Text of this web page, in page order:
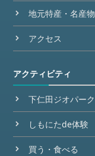
地元特産・名産物
アクセス
アクティビティ
下仁田ジオパーク
しもにたde体験
買う・食べる